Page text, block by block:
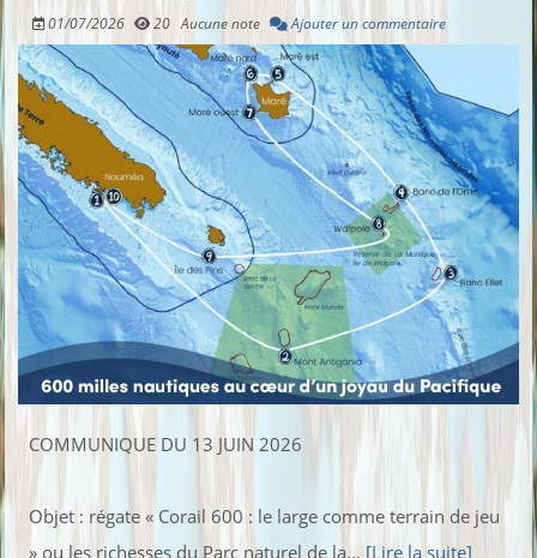
01/07/2026 20 Aucune note Ajouter un commentaire
COMMUNIQUE DU 13 JUIN 2026
Objet : régate « Corail 600 : le large comme terrain de jeu
» ou les richesses du Parc naturel de la... [Lire la suite]